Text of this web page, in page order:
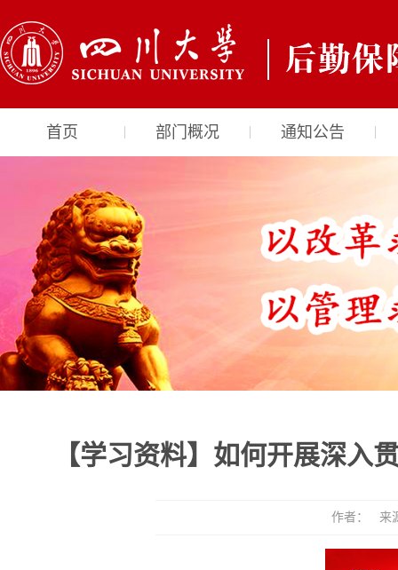
首页 部门概况 通知公告
【学习资料】如何开展深入
作者： 来